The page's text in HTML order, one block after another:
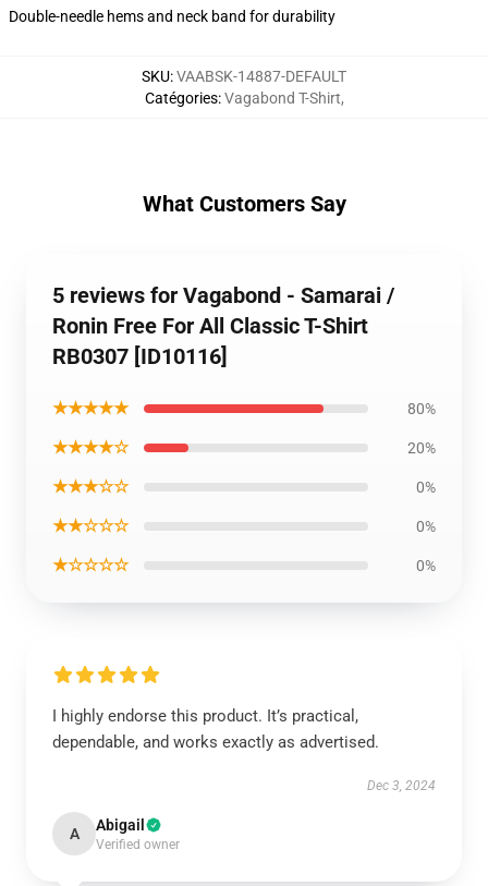
Double-needle hems and neck band for durability
SKU:VAABSK-14887-DEFAULT
Catégories:Vagabond T-Shirt,
What Customers Say
5 reviews for Vagabond - Samarai /
Ronin Free For All Classic T-Shirt
RB0307 [ID10116]
★★★★★ 80%
★★★★☆ 20%
★★★☆☆ 0%
★★☆☆☆ 0%
★☆☆☆☆ 0%
I highly endorse this product. It’s practical,
dependable, and works exactly as advertised.
Dec 3, 2024
A Abigail
Verified owner